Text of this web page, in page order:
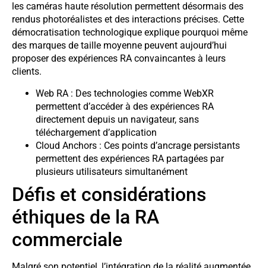
les caméras haute résolution permettent désormais des
rendus photoréalistes et des interactions précises. Cette
démocratisation technologique explique pourquoi même
des marques de taille moyenne peuvent aujourd’hui
proposer des expériences RA convaincantes à leurs
clients.
Web RA : Des technologies comme WebXR
permettent d’accéder à des expériences RA
directement depuis un navigateur, sans
téléchargement d’application
Cloud Anchors : Ces points d’ancrage persistants
permettent des expériences RA partagées par
plusieurs utilisateurs simultanément
Défis et considérations
éthiques de la RA
commerciale